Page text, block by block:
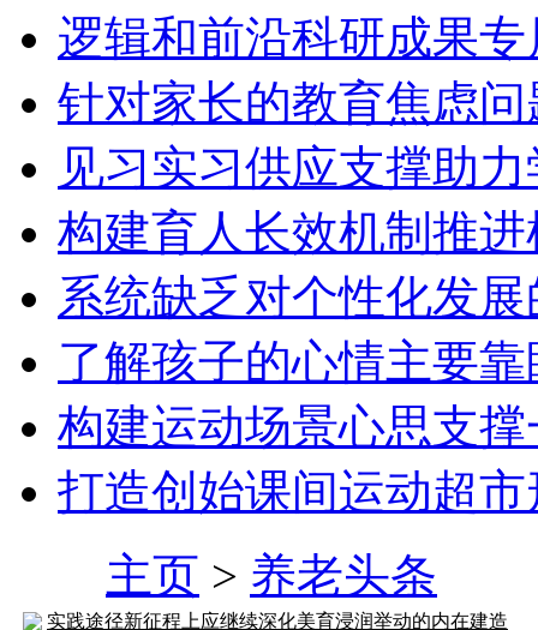
逻辑和前沿科研成果
针对家长的教育焦虑
见习实习供应支撑助
构建育人长效机制推
系统缺乏对个性化发
了解孩子的心情主要
构建运动场景心思支
打造创始课间运动超
主页 > 养老头条
实践途径新征程上应继续深化美育浸润举动的内在建造